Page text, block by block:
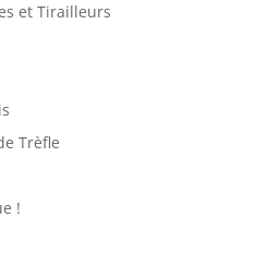
et Tirailleurs
Trèfle
!